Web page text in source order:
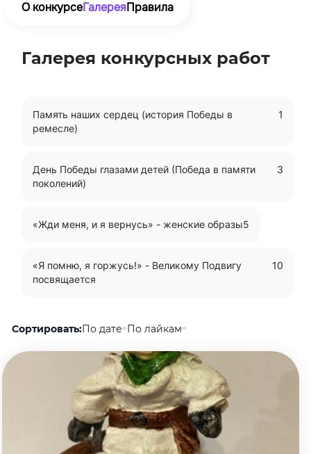
О конкурсеГалереяПравила
Галерея конкурсных работ
Память наших сердец (история Победы в
ремесле)
1
День Победы глазами детей (Победа в памяти
поколений)
3
«Жди меня, и я вернусь» - женские образы5
«Я помню, я горжусь!» - Великому Подвигу
посвящается
10
Сортировать:По дате По лайкам